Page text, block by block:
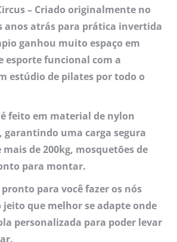
– Criado originalmente no
anos atrás para prática invertida
ganhou muito espaço em
esporte funcional com a
estúdio de pilates por todo o
feito em material de nylon
garantindo uma carga segura
de 200kg, mosquetões de
para montar.
para você fazer os nós
jeito que melhor se adapte onde
personalizada para poder levar